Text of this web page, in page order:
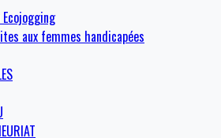
Ecojogging
aux femmes handicapées